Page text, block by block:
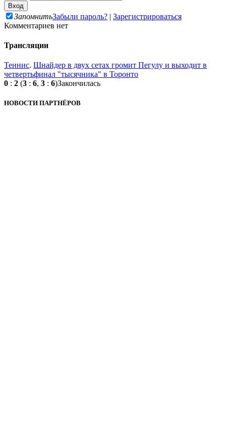
ЗапомнитьЗабыли пароль? | Зарегистрироваться
Комментариев нет
Трансляции
Теннис. Шнайдер в двух сетах громит Пегулу и выходит в
четвертьфинал "тысячника" в Торонто
0 : 2 (3 : 6, 3 : 6)Закончилась
НОВОСТИ ПАРТНЁРОВ